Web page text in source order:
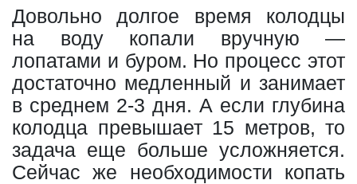
Довольно долгое время колодцы
на воду копали вручную —
лопатами и буром. Но процесс этот
достаточно медленный и занимает
в среднем 2-3 дня. А если глубина
колодца превышает 15 метров, то
задача еще больше усложняется.
Сейчас же необходимости копать